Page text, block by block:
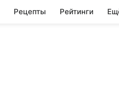
Рецепты Рейтинги